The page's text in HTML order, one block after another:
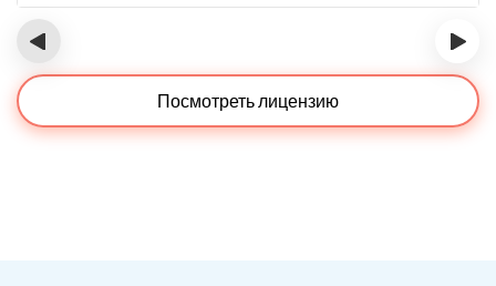
‹ ›
Посмотреть лицензию